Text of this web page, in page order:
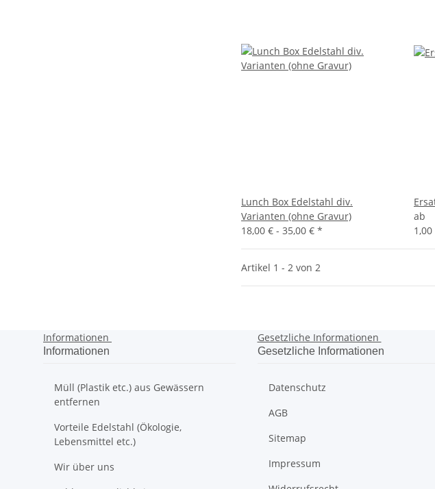
Lunch Box Edelstahl div.
Varianten (ohne Gravur)
18,00 € - 35,00 € *
ab
1,00
Artikel 1 - 2 von 2
Informationen
Informationen
Müll (Plastik etc.) aus Gewässern
entfernen
Vorteile Edelstahl (Ökologie,
Lebensmittel etc.)
Wir über uns
Gesetzliche Informationen
Gesetzliche Informationen
Datenschutz
AGB
Sitemap
Impressum